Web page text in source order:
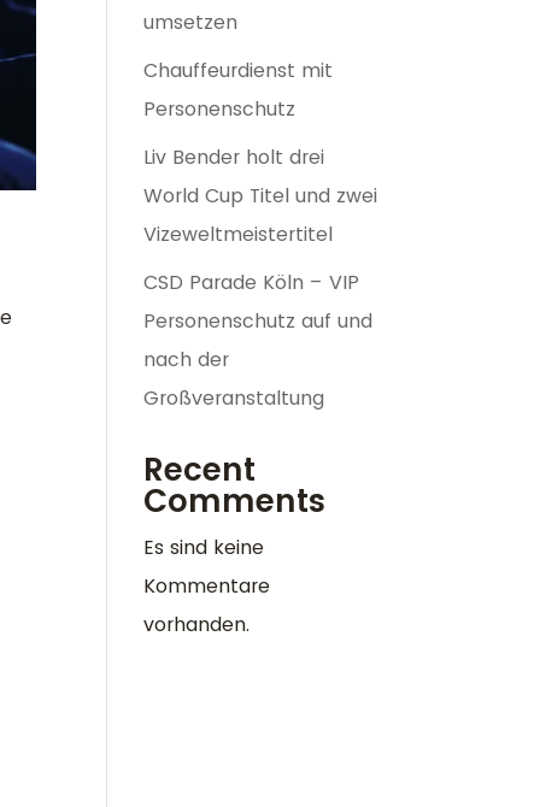
umsetzen
Chauffeurdienst mit
Personenschutz
Liv Bender holt drei
World Cup Titel und zwei
Vizeweltmeistertitel
CSD Parade Köln – VIP
Personenschutz auf und
nach der
Großveranstaltung
Recent
Comments
Es sind keine
Kommentare
vorhanden.